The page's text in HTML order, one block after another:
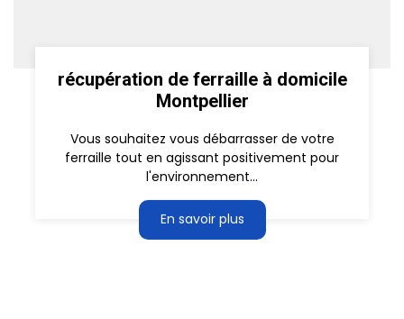
récupération de ferraille à domicile
Montpellier
Vous souhaitez vous débarrasser de votre
ferraille tout en agissant positivement pour
l'environnement...
En savoir plus